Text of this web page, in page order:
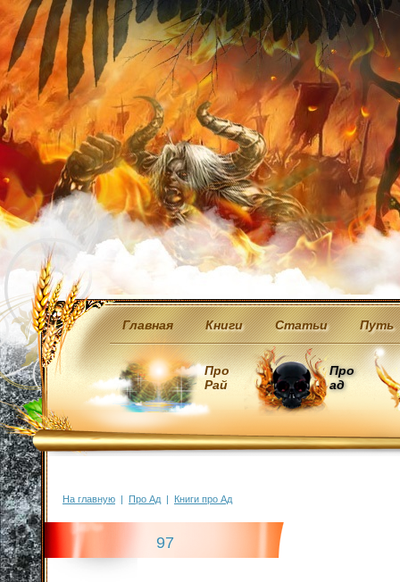
Главная Книги Статьи Путь
Про
Рай
Про
ад
На главную | Про Ад | Книги про Ад
97